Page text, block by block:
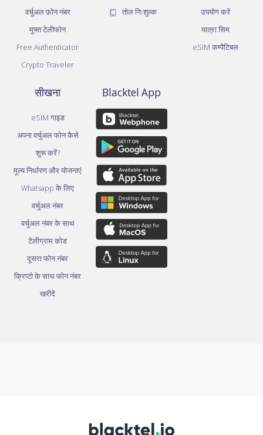
वर्चुअल फ़ोन नंबर
मुफ्त टेलीफोन
Free Authenticator
Crypto Traveler
तोल निःशुल्क
उपयोग करें
यात्रा सिम
eSIM कम्पैटिबल
सीखना
eSIM गाइड
अपना वर्चुअल फोन कैसे
शुरू करें?
मूल्य निर्धारण और योजनाएं
Whatsapp के लिए
वर्चुअल नंबर
वर्चुअल नंबर के साथ
टेलीग्राम कोड
दूसरा फोन नंबर
क्रिप्टो के साथ फोन नंबर
खरीदें
Blacktel App